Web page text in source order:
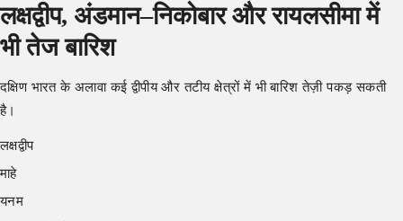
लक्षद्वीप, अंडमान–निकोबार और रायलसीमा में
भी तेज बारिश
दक्षिण भारत के अलावा कई द्वीपीय और तटीय क्षेत्रों में भी बारिश तेज़ी पकड़ सकती
है।
लक्षद्वीप
माहे
यनम